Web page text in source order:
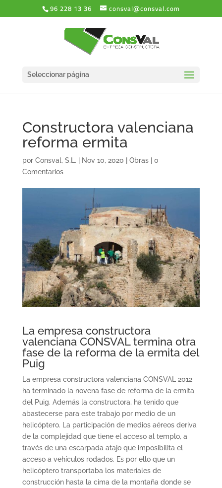
96 228 13 36 consval@consval.com
Seleccionar página
Constructora valenciana
reforma ermita
por Consval, S.L. Nov 10, 2020 Obras| 0
Comentarios
La empresa constructora
valenciana CONSVAL termina otra
fase de la reforma de la ermita del
Puig
La empresa constructora valenciana CONSVAL 2012
ha terminado la novena fase de reforma de la ermita
del Puig. Además la constructora, ha tenido que
abastecerse para este trabajo por medio de un
helicóptero. La participación de medios aéreos deriva
de la complejidad que tiene el acceso al templo, a
través de una escarpada atajo que imposibilita el
acceso a vehículos rodados. Es por ello que un
helicóptero transportaba los materiales de
construcción hasta la cima de la montaña donde se